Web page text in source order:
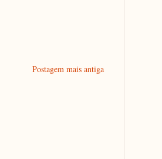
Postagem mais antiga